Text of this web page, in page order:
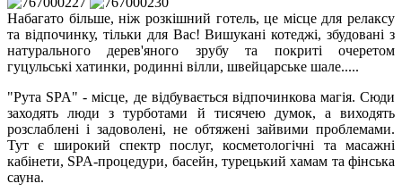
Набагато більше, ніж розкішний готель, це місце для релаксу
та відпочинку, тільки для Вас! Вишукані котеджі, збудовані з
натурального дерев'яного зрубу та покриті очеретом
гуцульські хатинки, родинні вілли, швейцарське шале.....
"Рута SPA" - місце, де відбувається відпочинкова магія. Сюди
заходять люди з турботами й тисячею думок, а виходять
розслаблені і задоволені, не обтяжені зайвими проблемами.
Тут є широкий спектр послуг, косметологічні та масажні
кабінети, SPA-процедури, басейн, турецький хамам та фінська
сауна.